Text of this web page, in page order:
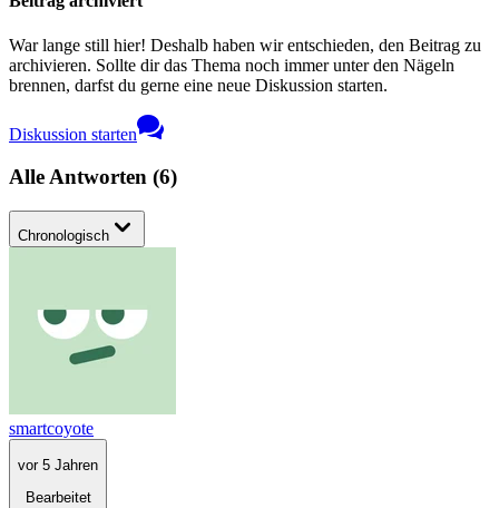
War lange still hier! Deshalb haben wir entschieden, den Beitrag zu
archivieren. Sollte dir das Thema noch immer unter den Nägeln
brennen, darfst du gerne eine neue Diskussion starten.
Diskussion starten
Alle Antworten (6)
Chronologisch
smartcoyote
vor 5 Jahren
Bearbeitet